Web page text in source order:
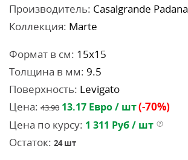
Производитель: Casalgrande Padana
Коллекция: Marte
Формат в см: 15x15
Толщина в мм: 9.5
Поверхность: Levigato
Цена: 43.90 13.17 Евро / шт(-70%)
Цена по курсу: 1 311 Руб / шт
Остаток: 24шт